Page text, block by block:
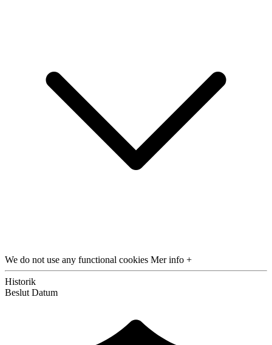
We do not use any functional cookies Mer info +
Historik
Beslut Datum